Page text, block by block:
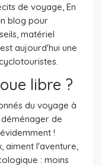
de voyage, En
blog pour
matériel
aujourd'hui une
libre ?
du voyage à
de
!
aiment l'aventure,
: moins